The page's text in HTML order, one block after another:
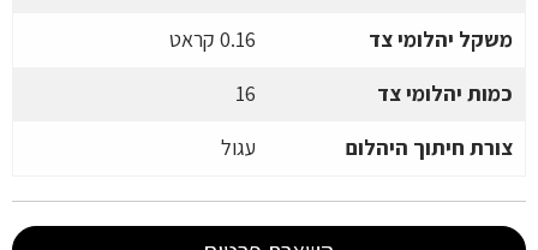
משקל יהלומי צד
0.16 קראט
כמות יהלומי צד
16
צורת חיתוך היהלום
עגול